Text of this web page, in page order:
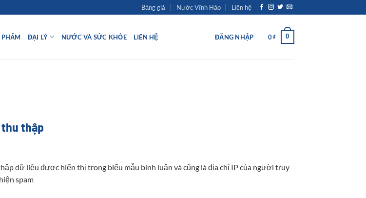
Bảng giá Nước Vĩnh Hảo Liên hệ
PHẨM ĐẠI LÝ NƯỚC VÀ SỨC KHỎE LIÊN HỆ ĐĂNG NHẬP 0₫ 0
thập
dữ liệu được hiển thị trong biểu mẫu bình luận và cũng là địa chỉ IP của người truy
spam